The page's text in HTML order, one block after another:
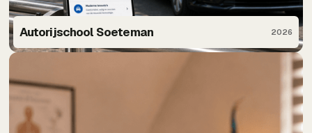
Autorijschool Soeteman 2026